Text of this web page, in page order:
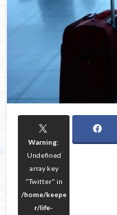
Warning:
Undefined
array key
"Twitter" in
/home/keepe
r/life-